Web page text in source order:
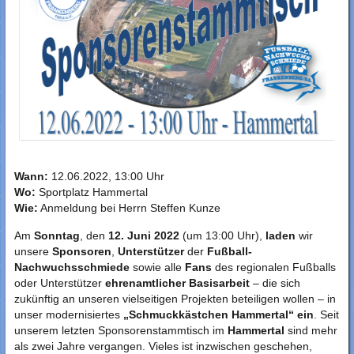
Wann: 12.06.2022, 13:00 Uhr
Wo: Sportplatz Hammertal
Wie: Anmeldung bei Herrn Steffen Kunze
Am Sonntag , den 12. Juni 2022(um 13:00 Uhr), laden wir
unsere Sponsoren UnterstützerderFußball-
Nachwuchsschmiedesowie alle Fansdes regionalen Fußballs
oder Unterstützer ehrenamtlicher Basisarbeit– die sich
zukünftig an unseren vielseitigen Projekten beteiligen wollen – in
unser modernisiertes „Schmuckkästchen Hammertal“ ein . Seit
unserem letzten Sponsorenstammtisch im Hammertal sind mehr
als zwei Jahre vergangen. Vieles ist inzwischen geschehen,